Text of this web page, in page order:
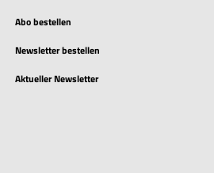
Abo bestellen
Newsletter bestellen
Aktueller Newsletter